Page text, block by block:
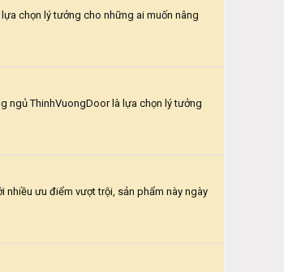
chọn lý tưởng cho những ai muốn nâng
ngủ ThinhVuongDoor là lựa chọn lý tưởng
ưu điểm vượt trội, sản phẩm này ngày